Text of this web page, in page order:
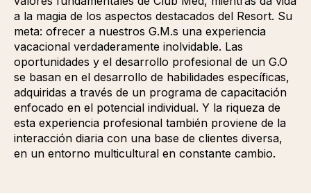
a la magia de los aspectos destacados del Resort. Su
meta: ofrecer a nuestros G.M.s una experiencia
vacacional verdaderamente inolvidable. Las
oportunidades y el desarrollo profesional de un G.O
se basan en el desarrollo de habilidades específicas,
adquiridas a través de un programa de capacitación
enfocado en el potencial individual. Y la riqueza de
esta experiencia profesional también proviene de la
interacción diaria con una base de clientes diversa,
en un entorno multicultural en constante cambio.